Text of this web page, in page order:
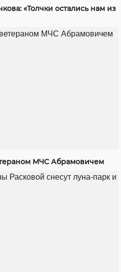
«Толчки остались нам из
МЧС Абрамовичем